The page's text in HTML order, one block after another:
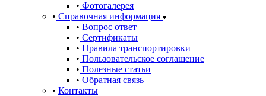
Фотогалерея
Справочная информация
Вопрос ответ
Сертификаты
Правила транспортировки
Пользовательское соглашение
Полезные статьи
Обратная связь
Контакты